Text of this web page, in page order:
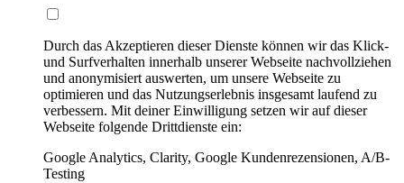
Durch das Akzeptieren dieser Dienste können wir das Klick-
und Surfverhalten innerhalb unserer Webseite nachvollziehen
und anonymisiert auswerten, um unsere Webseite zu
optimieren und das Nutzungserlebnis insgesamt laufend zu
verbessern. Mit deiner Einwilligung setzen wir auf dieser
Webseite folgende Drittdienste ein:
Google Analytics, Clarity, Google Kundenrezensionen, A/B-
Testing